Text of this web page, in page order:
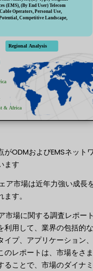
ODMおよびEMSネット
ます
ア市場は近年力強い成長
す。
市場に関する調査レポー
利用して、業界の包括的
イプ、アプリケーション
のレポートは、市場をさ
ることで、市場のダイナ